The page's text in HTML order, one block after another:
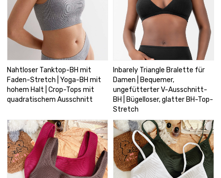
Nahtloser Tanktop-BH mit
Faden-Stretch | Yoga-BH mit
hohem Halt | Crop-Tops mit
quadratischem Ausschnitt
Inbarely Triangle Bralette für
Damen | Bequemer,
ungefütterter V-Ausschnitt-
BH | Bügelloser, glatter BH-Top-
Stretch